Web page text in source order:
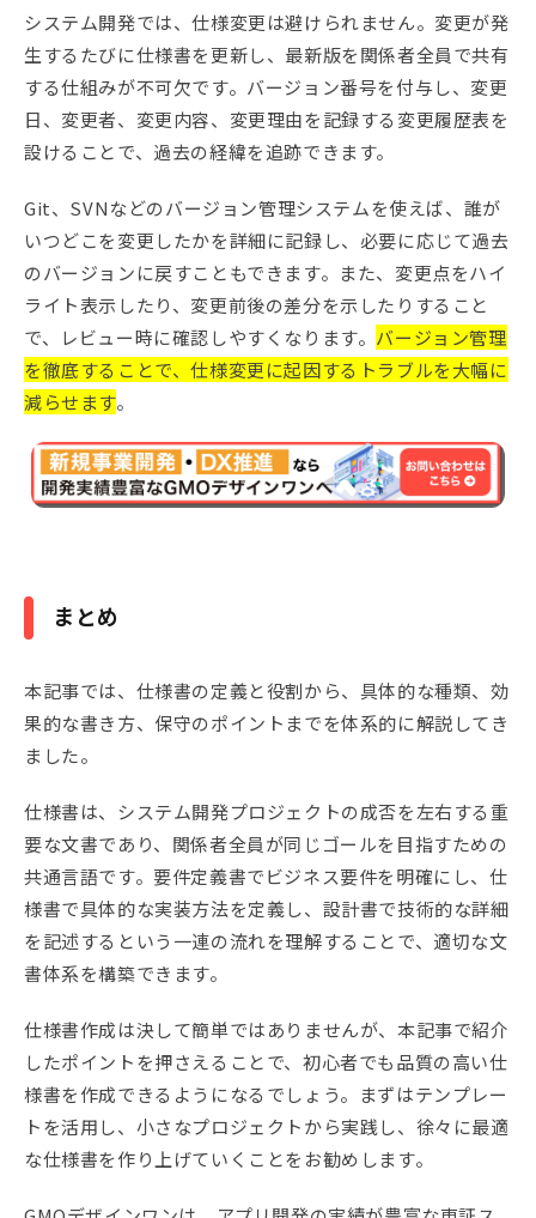
システム開発では、仕様変更は避けられません。変更が発
生するたびに仕様書を更新し、最新版を関係者全員で共有
する仕組みが不可欠です。バージョン番号を付与し、変更
日、変更者、変更内容、変更理由を記録する変更履歴表を
設けることで、過去の経緯を追跡できます。
Git、SVNなどのバージョン管理システムを使えば、誰が
いつどこを変更したかを詳細に記録し、必要に応じて過去
のバージョンに戻すこともできます。また、変更点をハイ
ライト表示したり、変更前後の差分を示したりすること
で、レビュー時に確認しやすくなります。 バージョン管理
を徹底することで、仕様変更に起因するトラブルを大幅に
減らせます。
まとめ
本記事では、仕様書の定義と役割から、具体的な種類、効
果的な書き方、保守のポイントまでを体系的に解説してき
ました。
仕様書は、システム開発プロジェクトの成否を左右する重
要な文書であり、関係者全員が同じゴールを目指すための
共通言語です。要件定義書でビジネス要件を明確にし、仕
様書で具体的な実装方法を定義し、設計書で技術的な詳細
を記述するという一連の流れを理解することで、適切な文
書体系を構築できます。
仕様書作成は決して簡単ではありませんが、本記事で紹介
したポイントを押さえることで、初心者でも品質の高い仕
様書を作成できるようになるでしょう。まずはテンプレー
トを活用し、小さなプロジェクトから実践し、徐々に最適
な仕様書を作り上げていくことをお勧めします。